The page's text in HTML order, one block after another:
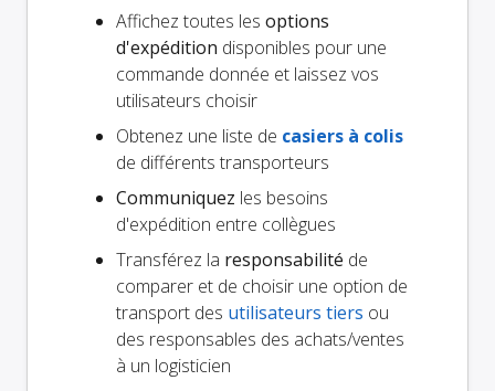
Affichez toutes les options
d'expédition disponibles pour une
commande donnée et laissez vos
utilisateurs choisir
Obtenez une liste de casiers à colis
de différents transporteurs
Communiquez les besoins
d'expédition entre collègues
Transférez la responsabilité de
comparer et de choisir une option de
transport des utilisateurs tiers ou
des responsables des achats/ventes
à un logisticien